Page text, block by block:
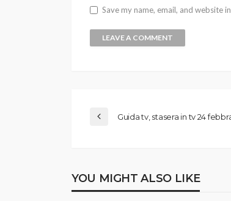
Save my name, email, and website
Guida tv, stasera in tv 24
YOU MIGHT ALSO LIKE